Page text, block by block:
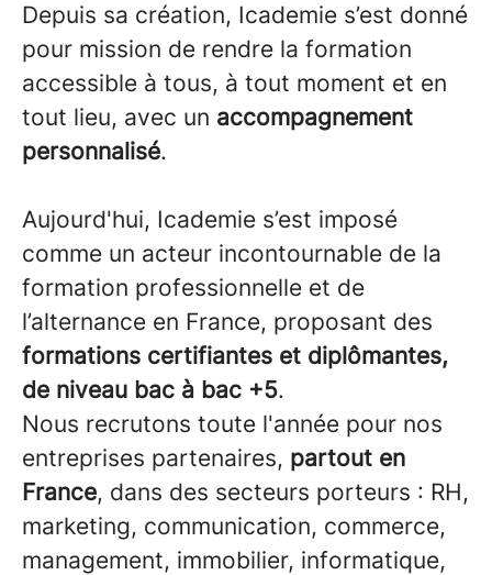
Depuis sa création, Icademie s’est donné
pour mission de rendre la formation
accessible à tous, à tout moment et en
tout lieu, avec un accompagnement
personnalisé.
Aujourd'hui, Icademie s’est imposé
comme un acteur incontournable de la
formation professionnelle et de
l’alternance en France, proposant des
formations certifiantes et diplômantes,
de niveau bac à bac +5.
Nous recrutons toute l'année pour nos
entreprises partenaires, partout en
France, dans des secteurs porteurs : RH,
marketing, communication, commerce,
management, immobilier, informatique,